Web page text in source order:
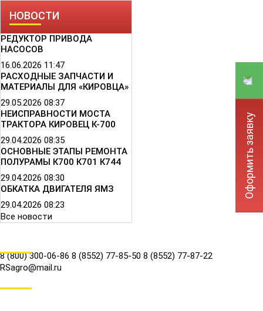
НОВОСТИ
РЕДУКТОР ПРИВОДА
НАСОСОВ
16.06.2026 11:47
РАСХОДНЫЕ ЗАПЧАСТИ И
МАТЕРИАЛЫ ДЛЯ «КИРОВЦА»
29.05.2026 08:37
НЕИСПРАВНОСТИ МОСТА
ТРАКТОРА КИРОВЕЦ К-700
29.04.2026 08:35
ОСНОВНЫЕ ЭТАПЫ РЕМОНТА
ПОЛУРАМЫ К700 К701 К744
29.04.2026 08:30
ОБКАТКА ДВИГАТЕЛЯ ЯМЗ
29.04.2026 08:23
Все новости
8 (800) 300-06-86 8 (8552) 77-85-50 8 (8552) 77-87-22
RSagro@mail.ru
Оформить заявку